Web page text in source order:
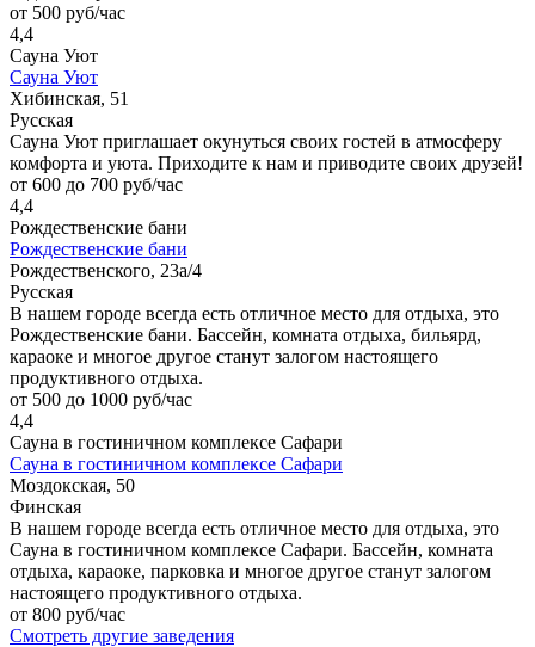
от 500 руб/час
4,4
Сауна Уют
Сауна Уют
Хибинская, 51
Русская
Сауна Уют приглашает окунуться своих гостей в атмосферу
комфорта и уюта. Приходите к нам и приводите своих друзей!
от 600 до 700 руб/час
4,4
Рождественские бани
Рождественские бани
Рождественского, 23а/4
Русская
В нашем городе всегда есть отличное место для отдыха, это
Рождественские бани. Бассейн, комната отдыха, бильярд,
караоке и многое другое станут залогом настоящего
продуктивного отдыха.
от 500 до 1000 руб/час
4,4
Сауна в гостиничном комплексе Сафари
Сауна в гостиничном комплексе Сафари
Моздокская, 50
Финская
В нашем городе всегда есть отличное место для отдыха, это
Сауна в гостиничном комплексе Сафари. Бассейн, комната
отдыха, караоке, парковка и многое другое станут залогом
настоящего продуктивного отдыха.
от 800 руб/час
Смотреть другие заведения